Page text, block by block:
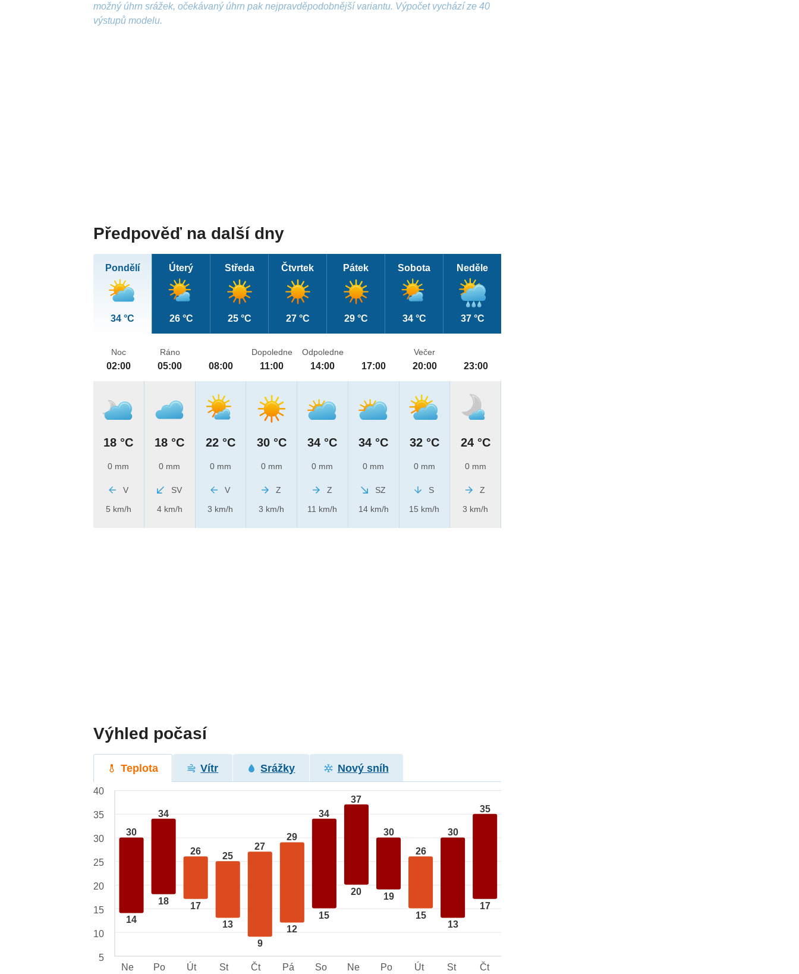
možný úhrn srážek, očekávaný úhrn pak nejpravděpodobnější variantu. Výpočet vychází ze 40
výstupů modelu.
Předpověď na další dny
Pondělí
34 °C
Úterý
26 °C
Středa
25 °C
Čtvrtek
27 °C
Pátek
29 °C
Sobota
34 °C
Neděle
37 °C
Noc
02:00
18 °C
0 mm
V
5 km/h
Ráno
05:00
18 °C
0 mm
SV
4 km/h
08:00
22 °C
0 mm
V
3 km/h
Dopoledne
11:00
30 °C
0 mm
Z
3 km/h
Odpoledne
14:00
34 °C
0 mm
Z
11 km/h
17:00
34 °C
0 mm
SZ
14 km/h
Večer
20:00
32 °C
0 mm
S
15 km/h
23:00
24 °C
0 mm
Z
3 km/h
Výhled počasí
Teplota Vítr Srážky Nový sníh
30
14
34
18
26
17
25
13
27
9
29
12
34
15
37
20
30
19
26
15
30
13
35
17
40
35
30
25
20
15
10
5
Ne
Po Út St Čt Pá So Ne Po Út St Čt